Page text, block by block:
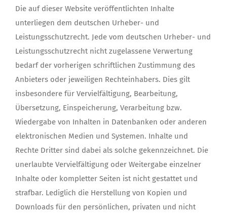
Die auf dieser Website veröffentlichten Inhalte
unterliegen dem deutschen Urheber- und
Leistungsschutzrecht. Jede vom deutschen Urheber- und
Leistungsschutzrecht nicht zugelassene Verwertung
bedarf der vorherigen schriftlichen Zustimmung des
Anbieters oder jeweiligen Rechteinhabers. Dies gilt
insbesondere für Vervielfältigung, Bearbeitung,
Übersetzung, Einspeicherung, Verarbeitung bzw.
Wiedergabe von Inhalten in Datenbanken oder anderen
elektronischen Medien und Systemen. Inhalte und
Rechte Dritter sind dabei als solche gekennzeichnet. Die
unerlaubte Vervielfältigung oder Weitergabe einzelner
Inhalte oder kompletter Seiten ist nicht gestattet und
strafbar. Lediglich die Herstellung von Kopien und
Downloads für den persönlichen, privaten und nicht